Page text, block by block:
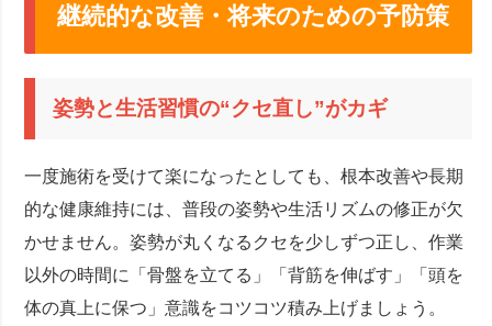
継続的な改善・将来のための予防策
姿勢と生活習慣の“クセ直し”がカギ
一度施術を受けて楽になったとしても、根本改善や長期
的な健康維持には、普段の姿勢や生活リズムの修正が欠
かせません。姿勢が丸くなるクセを少しずつ正し、作業
以外の時間に「骨盤を立てる」「背筋を伸ばす」「頭を
体の真上に保つ」意識をコツコツ積み上げましょう。